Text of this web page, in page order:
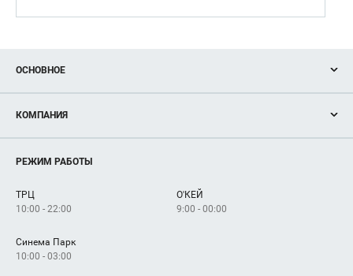
ОСНОВНОЕ
Новости
Магазины
Услуги
КОМПАНИЯ
Рекламодателям
Как добраться
РЕЖИМ РАБОТЫ
ТРЦ
10:00 - 22:00
О'КЕЙ
9:00 - 00:00
Синема Парк
10:00 - 03:00